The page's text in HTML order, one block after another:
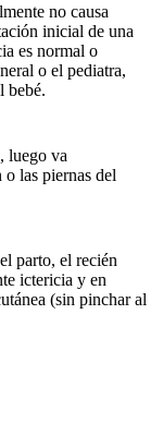
no causa
inicial de una
es normal o
o el pediatra,
bebé.
luego va
o las piernas del
parto, el recién
ictericia y en
(sin pinchar al